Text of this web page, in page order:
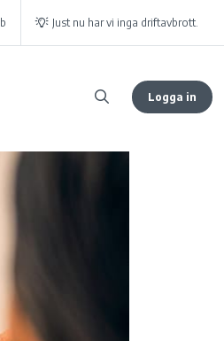
Just nu har vi inga driftavbrott.
Logga in